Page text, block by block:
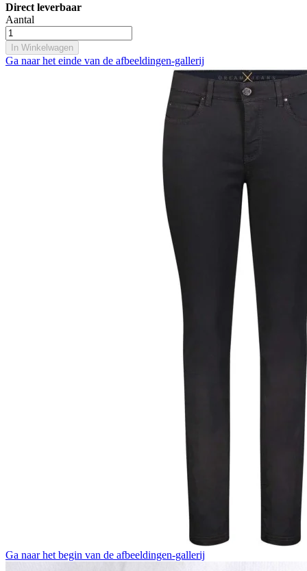
Direct leverbaar
Aantal
In Winkelwagen
Ga naar het einde van de afbeeldingen-gallerij
Ga naar het begin van de afbeeldingen-gallerij